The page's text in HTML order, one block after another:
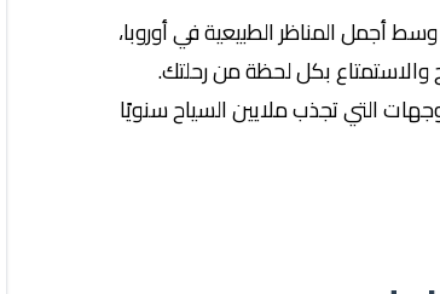
أجمل المناظر الطبيعية في أوروبا،
والاستمتاع بكل لحظة من رحلتك.
التي تجذب ملايين السياح سنويًا